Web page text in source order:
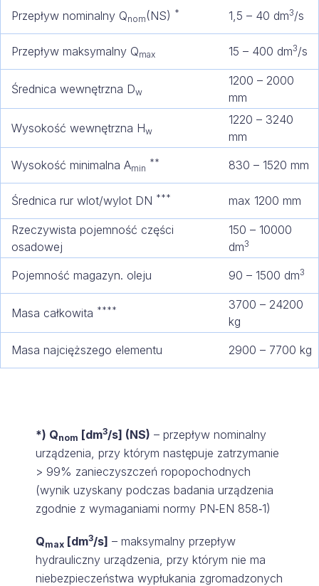
Przepływ nominalny Qnom (NS) * 1,5 – 40 dm3/s
Przepływ maksymalny Qmax 15 – 400 dm3/s
Średnica wewnętrzna Dw
1200 – 2000
mm
Wysokość wewnętrzna Hw
1220 – 3240
mm
Wysokość minimalna Amin
** 830 – 1520 mm
Średnica rur wlot/wylot DN *** max 1200 mm
Rzeczywista pojemność części
osadowej
150 – 10000
dm3
Pojemność magazyn. oleju 90 – 1500 dm3
Masa całkowita ****
3700 – 24200
kg
Masa najcięższego elementu
2900 – 7700 kg
*) Qnom [dm3/s] (NS) – przepływ nominalny
urządzenia, przy którym następuje zatrzymanie
> 99% zanieczyszczeń ropopochodnych
(wynik uzyskany podczas badania urządzenia
zgodnie z wymaganiami normy PN‑EN 858‑1)
Qmax [dm3/s] – maksymalny przepływ
hydrauliczny urządzenia, przy którym nie ma
niebezpieczeństwa wypłukania zgromadzonych